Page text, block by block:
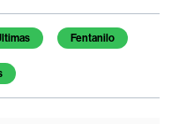
Fentanilo